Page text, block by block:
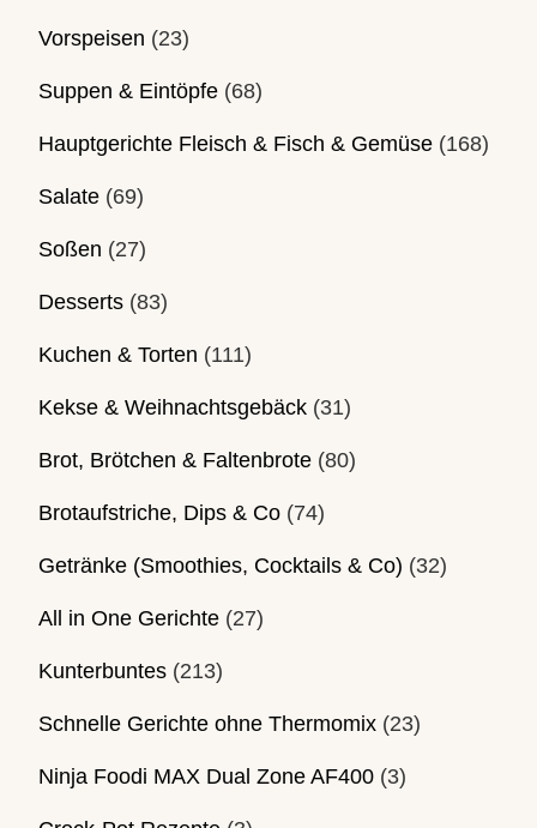
Vorspeisen (23)
Suppen & Eintöpfe (68)
Hauptgerichte Fleisch & Fisch & Gemüse (168)
Salate (69)
Soßen (27)
Desserts (83)
Kuchen & Torten (111)
Kekse & Weihnachtsgebäck (31)
Brot, Brötchen & Faltenbrote (80)
Brotaufstriche, Dips & Co (74)
Getränke (Smoothies, Cocktails & Co) (32)
All in One Gerichte (27)
Kunterbuntes (213)
Schnelle Gerichte ohne Thermomix (23)
Ninja Foodi MAX Dual Zone AF400 (3)